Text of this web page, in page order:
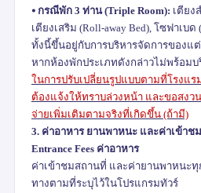
⦁ กรณีพัก 3 ท่าน (Triple Room): เตียง
เตียงเสริม (Roll-away Bed), โซฟาเบด (
ทั้งนี้ขึ้นอยู่กับการบริหารจัดการของแ
หากห้องพักประเภทดังกล่าวไม่พร้อมบ
ในการปรับเปลี่ยนรูปแบบตามที่โรงแ
ต้องแจ้งให้ทราบล่วงหน้า และขอสงว
จ่ายเพิ่มเติมตามจริงที่เกิดขึ้น (ถ้ามี)
3. ค่าอาหาร ยานพาหนะ และค่าเข้าช
Entrance Fees ค่าอาหาร
ค่าเข้าชมสถานที่ และค่ายานพาหนะทุ
ทางตามที่ระบุไว้ในโปรแกรมทัวร์